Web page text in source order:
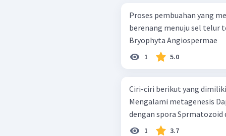
Proses pembuahan yang
berenang menuju sel telur terdapat
Bryophyta Angiospermae
1 5.0
Ciri-ciri berikut yang
Mengalami metagenesis Dapat berfotosintesis Berkembang biak
dengan spora
1 3.7